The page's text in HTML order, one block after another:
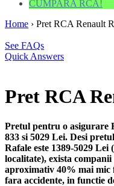
CUMPARA RCA!
Home › Pret RCA Renault
See FAQs
Quick Answers
Pret RCA
Pretul pentru o asigurare
833 si 5029 Lei. Desi
Rafale este 1389-5029
localitate), exista
aproximativ 40% mai mic
fara accidente, in functie